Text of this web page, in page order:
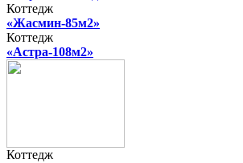
Коттедж
«Жасмин-85м2»
Коттедж
«Астра-108м2»
Коттедж